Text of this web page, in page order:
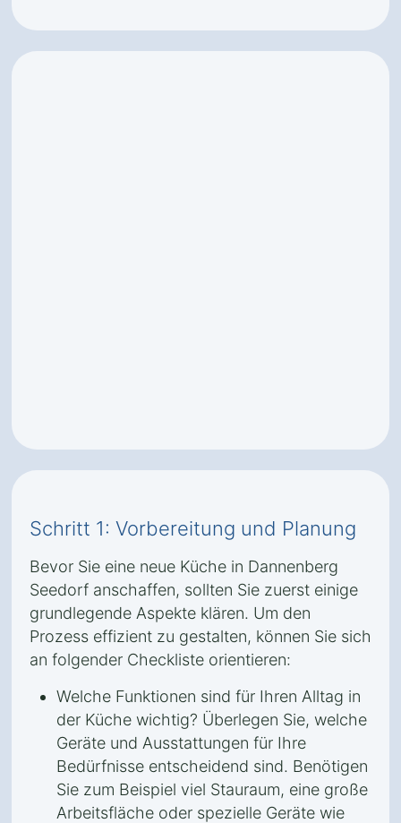
Schritt 1: Vorbereitung und Planung
Bevor Sie eine neue Küche in Dannenberg
Seedorf anschaffen, sollten Sie zuerst einige
grundlegende Aspekte klären. Um den
Prozess effizient zu gestalten, können Sie sich
an folgender Checkliste orientieren:
Welche Funktionen sind für Ihren Alltag in
der Küche wichtig? Überlegen Sie, welche
Geräte und Ausstattungen für Ihre
Bedürfnisse entscheidend sind. Benötigen
Sie zum Beispiel viel Stauraum, eine große
Arbeitsfläche oder spezielle Geräte wie